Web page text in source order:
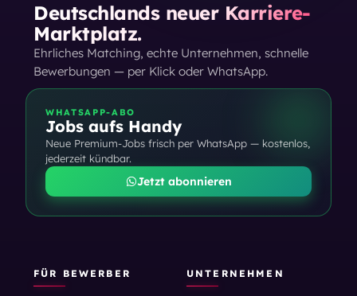
Deutschlands neuer Karriere-
Marktplatz.
Ehrliches Matching, echte Unternehmen, schnelle
Bewerbungen — per Klick oder WhatsApp.
WHATSAPP-ABO
Jobs aufs Handy
Neue Premium-Jobs frisch per WhatsApp — kostenlos,
jederzeit kündbar.
Jetzt abonnieren
FÜR BEWERBER UNTERNEHMEN